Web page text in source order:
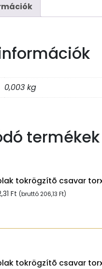
0,003 kg
termékek
tokrögzítõ csavar
Ft (bruttó206,13 Ft)
tokrögzítõ csavar